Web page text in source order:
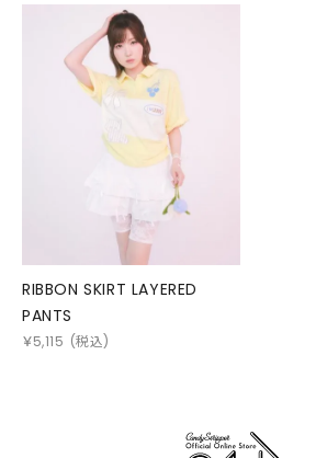
RIBBON SKIRT LAYERED
PANTS
￥5,115 (税込)